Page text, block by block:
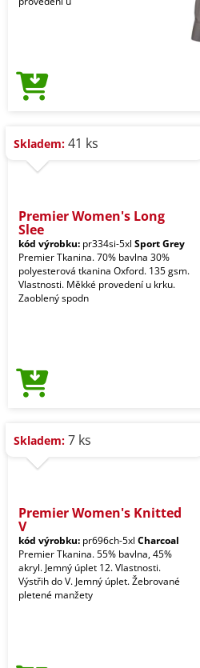
Skladem: 41 ks
Premier Women's Long
Slee
kód výrobku: pr334si-5xl Sport Grey
Premier Tkanina. 70% bavlna 30%
polyesterová tkanina Oxford. 135 gsm.
Vlastnosti. Měkké provedení u krku.
Zaoblený spodn
Skladem: 7 ks
Premier Women's Knitted
V
kód výrobku: pr696ch-5xl Charcoal
Premier Tkanina. 55% bavlna, 45%
akryl. Jemný úplet 12. Vlastnosti.
Výstřih do V. Jemný úplet. Žebrované
pletené manžety